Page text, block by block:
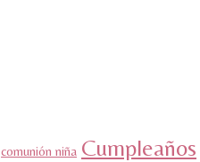
comunión niña Cumpleaños